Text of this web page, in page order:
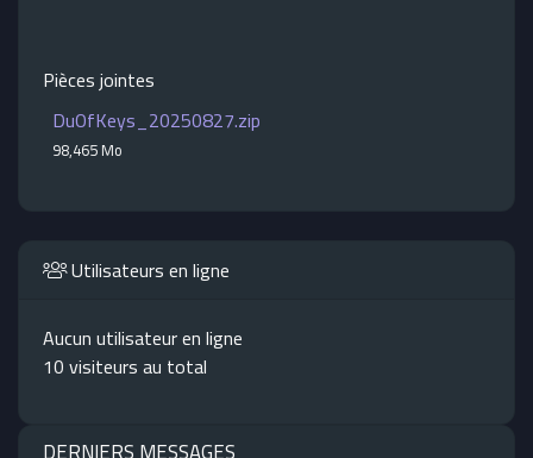
Pièces jointes
DuOfKeys_20250827.zip
98,465 Mo
Utilisateurs en ligne
Aucun utilisateur en ligne
10 visiteurs au total